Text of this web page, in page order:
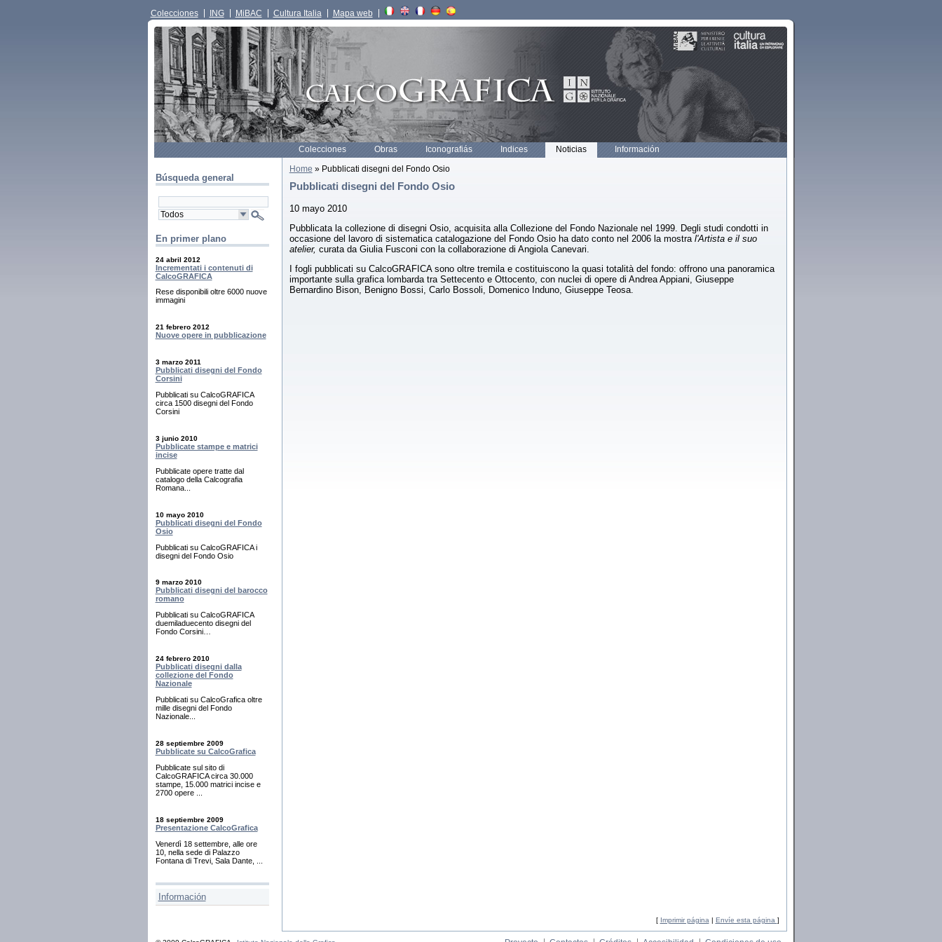
Colecciones ING MiBAC Cultura Italia Mapa web
Colecciones Obras Iconografiás Indices Noticias Información
Búsqueda general
En primer plano
24 abril 2012
Incrementati i contenuti di
CalcoGRAFICA
Rese disponibili oltre 6000 nuove
immagini
21 febrero 2012
Nuove opere in pubblicazione
3 marzo 2011
Pubblicati disegni del Fondo
Corsini
Pubblicati su CalcoGRAFICA
circa 1500 disegni del Fondo
Corsini
3 junio 2010
Pubblicate stampe e matrici
incise
Pubblicate opere tratte dal
catalogo della Calcografia
Romana...
10 mayo 2010
Pubblicati disegni del Fondo
Osio
Pubblicati su CalcoGRAFICA i
disegni del Fondo Osio
9 marzo 2010
Pubblicati disegni del barocco
romano
Pubblicati su CalcoGRAFICA
duemiladuecento disegni del
Fondo Corsini…
24 febrero 2010
Pubblicati disegni dalla
collezione del Fondo
Nazionale
Pubblicati su CalcoGrafica oltre
mille disegni del Fondo
Nazionale...
28 septiembre 2009
Pubblicate su CalcoGrafica
Pubblicate sul sito di
CalcoGRAFICA circa 30.000
stampe, 15.000 matrici incise e
2700 opere ...
18 septiembre 2009
Presentazione CalcoGrafica
Venerdì 18 settembre, alle ore
10, nella sede di Palazzo
Fontana di Trevi, Sala Dante, ...
Información
Home » Pubblicati disegni del Fondo Osio
Pubblicati disegni del Fondo Osio
10 mayo 2010
Pubblicata la collezione di disegni Osio, acquisita alla Collezione del Fondo Nazionale nel 1999. Degli studi condotti in
occasione del lavoro di sistematica catalogazione del Fondo Osio ha dato conto nel 2006 la mostra l'Artista e il suo
atelier, curata da Giulia Fusconi con la collaborazione di Angiola Canevari.
I fogli pubblicati su CalcoGRAFICA sono oltre tremila e costituiscono la quasi totalità del fondo: offrono una panoramica
importante sulla grafica lombarda tra Settecento e Ottocento, con nuclei di opere di Andrea Appiani, Giuseppe
Bernardino Bison, Benigno Bossi, Carlo Bossoli, Domenico Induno, Giuseppe Teosa.
[ Imprimir página| Envíe esta página ]